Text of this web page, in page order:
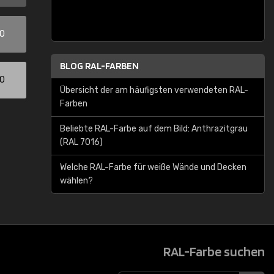
BLOG RAL-FARBEN
Übersicht der am häufigsten verwendeten RAL-
Farben
Beliebte RAL-Farbe auf dem Bild: Anthrazitgrau
(RAL 7016)
Welche RAL-Farbe für weiße Wände und Decken
wählen?
RAL-Farbe suchen